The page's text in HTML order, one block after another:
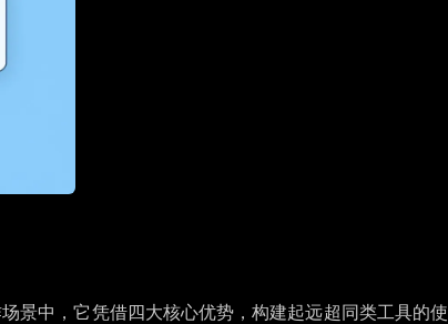
景中，它凭借四大核心优势，构建起远超同类工具的使